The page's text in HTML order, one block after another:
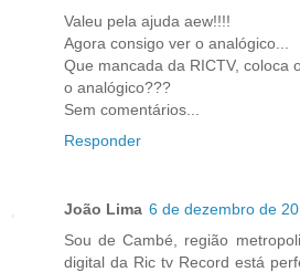
Valeu pela ajuda aew!!!!
Agora consigo ver o analógico...
Que mancada da RICTV, coloca
o analógico???
Sem comentários...
Responder
João Lima 6 de dezembro de
Sou de Cambé, região
digital da Ric tv Record está